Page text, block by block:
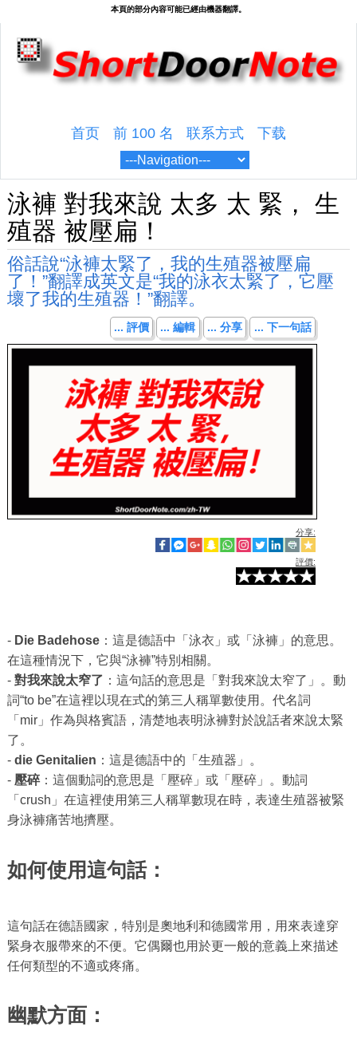
首页 前 100 名 联系方式 下载
泳褲 對我來說 太多 太 緊， 生
殖器 被壓扁！
俗話說“泳褲太緊了，我的生殖器被壓扁
了！”翻譯成英文是“我的泳衣太緊了，它壓
壞了我的生殖器！”翻譯。
... 評價 ... 編輯 ... 分享 ... 下一句話
分享:
評價:
- Die Badehose：這是德語中「泳衣」或「泳褲」的意思。
在這種情況下，它與“泳褲”特別相關。
- 對我來說太窄了 ：這句話的意思是「對我來說太窄了」。動
詞“to be”在這裡以現在式的第三人稱單數使用。代名詞
「mir」作為與格賓語，清楚地表明泳褲對於說話者來說太緊
了。
- die Genitalien ：這是德語中的「生殖器」。
- 壓碎：這個動詞的意思是「壓碎」或「壓碎」。動詞
「crush」在這裡使用第三人稱單數現在時，表達生殖器被緊
身泳褲痛苦地擠壓。
如何使用這句話：
這句話在德語國家，特別是奧地利和德國常用，用來表達穿
緊身衣服帶來的不便。它偶爾也用於更一般的意義上來描述
任何類型的不適或疼痛。
幽默方面：